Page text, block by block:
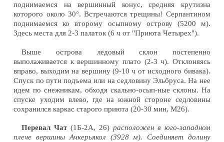
поднимаемся на вершинный конус, средняя крутизна
которого около 30°. Встречаются трещины! Серпантином
поднимаемся ко второму осыпному острову (5200 м).
Здесь места для 2-3 палаток (6 ч от "Приюта Четырех").
Выше острова ледовый склон постепенно
выполаживается к вершинному плато (2-3 ч). Отклоняясь
вправо, выходим на вершину (9-10 ч от исходного бивака).
Спуск по пути подъема или на седловину Эльбруса. На нее
идем по снежникам, обходя скально-осып-ные склоны. На
спуске уходим влево, где на южной стороне седловины
сохранился каркас старого приюта (20-30 мин, М26).
Перевал Чат(1Б-2А, 26) расположен в юго-западном
плече вершины Ачкерьякол (3928 м). Соединяет долину